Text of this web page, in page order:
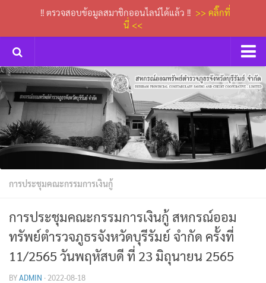
หน้าหลัก
กิจกรรม
การประชุมคณะกรรมการเงินกู้
ข่าวประกาศสหกรณ์
กระดานถาม-ตอบ
ติดต่อเรา
การประชุมคณะกรรมการเงินกู้
การประชุมคณะกรรมการเงินกู้ สหกรณ์ออม
ทรัพย์ตำรวจภูธรจังหวัดบุรีรัมย์ จำกัด ครั้งที่
11/2565 วันพฤหัสบดี ที่ 23 มิถุนายน 2565
BYADMIN · 2022-08-18
!! ตรวจสอบข้อมูลสมาชิกออนไลน์ได้แล้ว !! >> คลิ๊กที่
นี่ <<